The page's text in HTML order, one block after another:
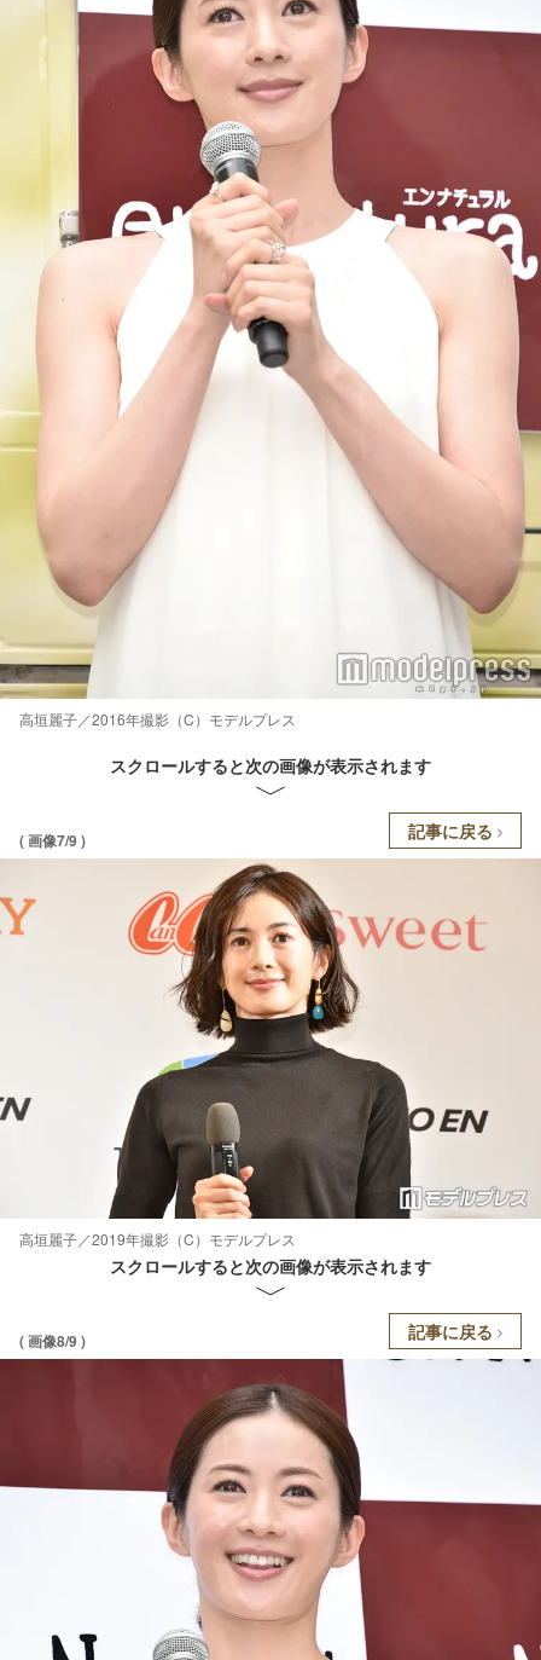
高垣麗子／2016年撮影（C）モデルプレス
スクロールすると次の画像が表示されます
( 画像7/9 ) 記事に戻る
高垣麗子／2019年撮影（C）モデルプレス
スクロールすると次の画像が表示されます
( 画像8/9 ) 記事に戻る